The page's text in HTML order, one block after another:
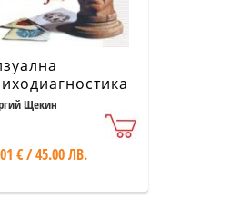
Щекин
€ / 45.00 ЛВ.